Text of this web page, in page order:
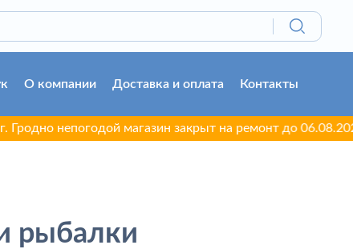
О компании Доставка и оплата Контакты
магазин закрыт на ремонт до 06.08.2026. Приносим
рыбалки